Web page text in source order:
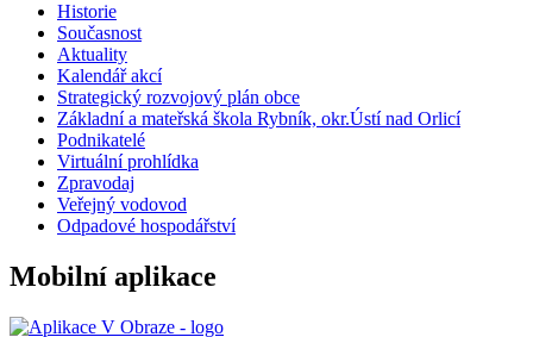
Historie
Současnost
Aktuality
Kalendář akcí
Strategický rozvojový plán obce
Základní a mateřská škola Rybník, okr.Ústí nad Orlicí
Podnikatelé
Virtuální prohlídka
Zpravodaj
Veřejný vodovod
Odpadové hospodářství
Mobilní aplikace